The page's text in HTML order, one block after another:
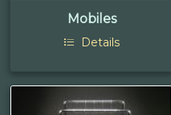
Mobiles
Details